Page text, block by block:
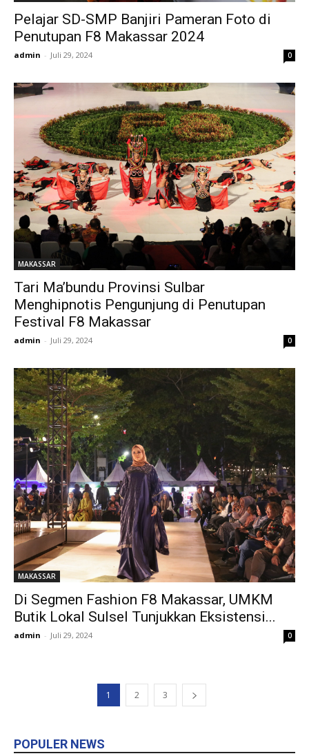
Pelajar SD-SMP Banjiri Pameran Foto di
Penutupan F8 Makassar 2024
admin - Juli 29, 2024 0
MAKASSAR
Tari Ma’bundu Provinsi Sulbar
Menghipnotis Pengunjung di Penutupan
Festival F8 Makassar
admin - Juli 29, 2024 0
MAKASSAR
Di Segmen Fashion F8 Makassar, UMKM
Butik Lokal Sulsel Tunjukkan Eksistensi...
admin - Juli 29, 2024 0
1 2 3
POPULER NEWS